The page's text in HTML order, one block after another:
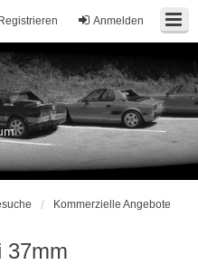
Anmelden
Registrieren
Kommerzielle Angebote
37mm